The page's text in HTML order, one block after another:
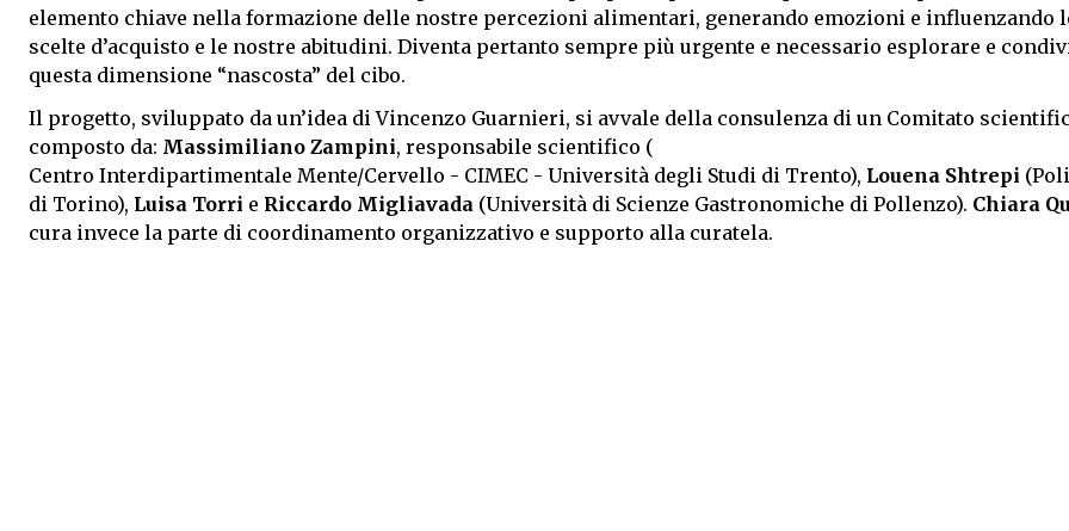
elemento chiave nella formazione delle nostre percezioni alimentari, generando emozioni e influenzando
scelte d’acquisto e le nostre abitudini. Diventa pertanto sempre più urgente e necessario esplorare e
questa dimensione “nascosta” del cibo.
Il progetto, sviluppato da un’idea di Vincenzo Guarnieri, si avvale della consulenza di un Comitato
composto da: Massimiliano Zampini, responsabile scientifico (
Centro Interdipartimentale Mente/Cervello - CIMEC - Università degli Studi di Trento), Louena Shtrepi
di Torino), Luisa Torri e Riccardo Migliavada (Università di Scienze Gastronomiche di Pollenzo). Chiara
cura invece la parte di coordinamento organizzativo e supporto alla curatela.